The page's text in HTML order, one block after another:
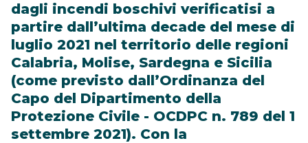
dagli incendi boschivi verificatisi a
partire dall’ultima decade del mese di
luglio 2021 nel territorio delle regioni
Calabria, Molise, Sardegna e Sicilia
(come previsto dall’Ordinanza del
Capo del Dipartimento della
Protezione Civile - OCDPC n. 789 del 1
settembre 2021). Con la